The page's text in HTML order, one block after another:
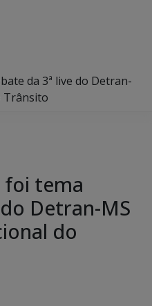
da 3ª live do Detran-
Trânsito
tema
Detran-MS
do